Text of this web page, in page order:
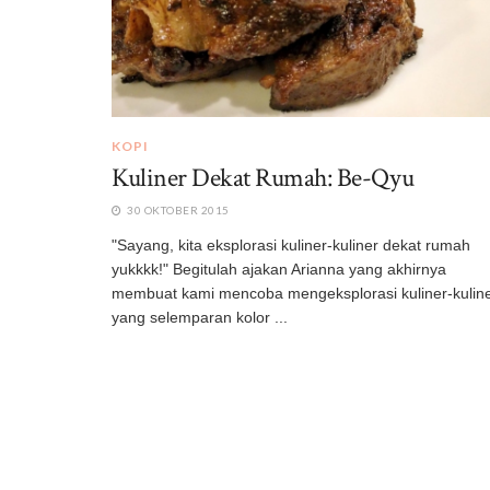
KOPI
Kuliner Dekat Rumah: Be-Qyu
30 OKTOBER 2015
"Sayang, kita eksplorasi kuliner-kuliner dekat rumah
yukkkk!" Begitulah ajakan Arianna yang akhirnya
membuat kami mencoba mengeksplorasi kuliner-
yang selemparan kolor ...